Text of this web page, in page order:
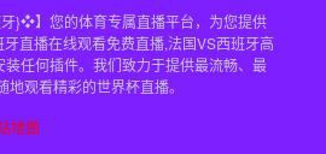
}❖】您的体育专属直播平台，为您提供
直播在线观看免费直播,法国VS西班牙高
任何插件。我们致力于提供最流畅、最
观看精彩的世界杯直播。
地图